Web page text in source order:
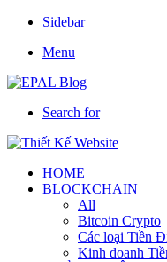
Sidebar
Menu
Search for
HOME
BLOCKCHAIN
All
Bitcoin Crypto
Các loại Tiền
Kinh doanh